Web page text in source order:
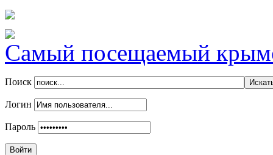
Самый посещаемый
Поиск
Логин
Пароль
Войти